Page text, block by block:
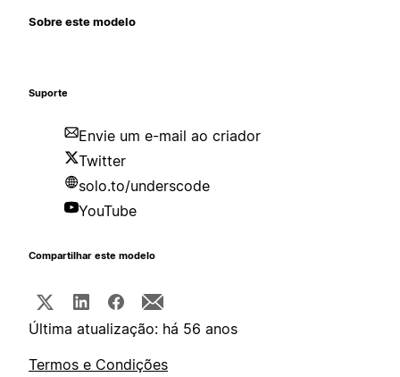
Sobre este modelo
Suporte
Envie um e-mail ao criador
Twitter
solo.to/underscode
YouTube
Compartilhar este modelo
Última atualização: há 56 anos
Termos e Condições